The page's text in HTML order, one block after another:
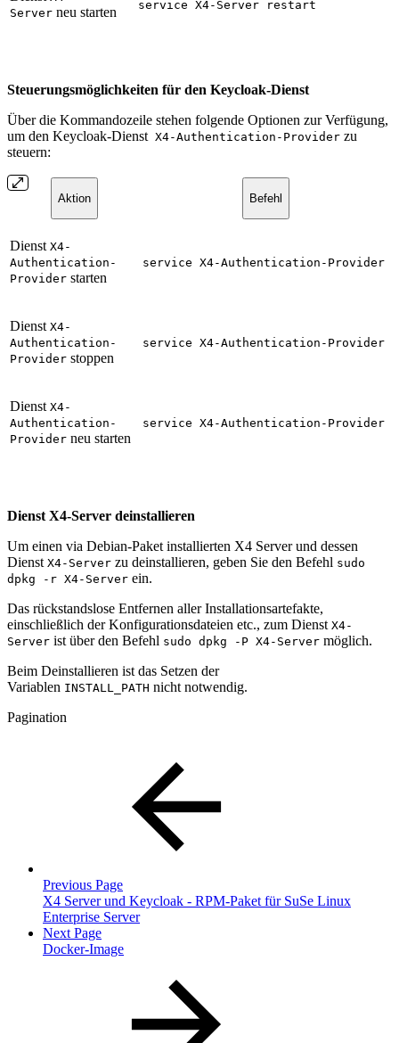
Server neu starten service X4-Server restart
Steuerungsmöglichkeiten für den Keycloak-Dienst
Über die Kommandozeile stehen folgende Optionen zur Verfügung,
um den Keycloak-Dienst X4-Authentication-Provider zu
steuern:
Aktion Befehl
Dienst X4-
Authentication-
Provider starten
service X4-Authentication-Provider
Dienst X4-
Authentication-
Provider stoppen
service X4-Authentication-Provider
Dienst X4-
Authentication-
Provider neu starten
service X4-Authentication-Provider
Dienst X4-Server deinstallieren
Um einen via Debian-Paket installierten X4 Server und dessen
Dienst X4-Server zu deinstallieren, geben Sie den Befehl sudo
dpkg -r X4-Server ein.
Das rückstandslose Entfernen aller Installationsartefakte,
einschließlich der Konfigurationsdateien etc., zum Dienst X4-
Server ist über den Befehl sudo dpkg -P X4-Server möglich.
Beim Deinstallieren ist das Setzen der
Variablen INSTALL_PATH nicht notwendig.
Pagination
Previous Page
X4 Server und Keycloak - RPM-Paket für SuSe Linux
Enterprise Server
Next Page
Docker-Image